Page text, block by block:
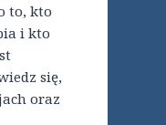
to, kto
i kto
się,
oraz